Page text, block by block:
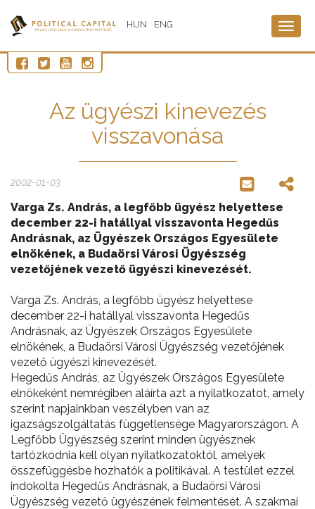
HUN ENG
Az ügyészi kinevezés
visszavonása
2002-01-03
Varga Zs. András, a legfőbb ügyész helyettese
december 22-i hatállyal visszavonta Hegedűs
Andrásnak, az Ügyészek Országos Egyesülete
elnökének, a Budaörsi Városi Ügyészség
vezetőjének vezető ügyészi kinevezését.
Varga Zs. András, a legfőbb ügyész helyettese
december 22-i hatállyal visszavonta Hegedűs
Andrásnak, az Ügyészek Országos Egyesülete
elnökének, a Budaörsi Városi Ügyészség vezetőjének
vezető ügyészi kinevezését.
Hegedűs András, az Ügyészek Országos Egyesülete
elnökeként nemrégiben aláírta azt a nyilatkozatot, amely
szerint napjainkban veszélyben van az
igazságszolgáltatás függetlensége Magyarországon. A
Legfőbb Ügyészség szerint minden ügyésznek
tartózkodnia kell olyan nyilatkozatoktól, amelyek
összefüggésbe hozhatók a politikával. A testület ezzel
indokolta Hegedűs Andrásnak, a Budaörsi Városi
Ügyészség vezető ügyészének felmentését. A szakmai